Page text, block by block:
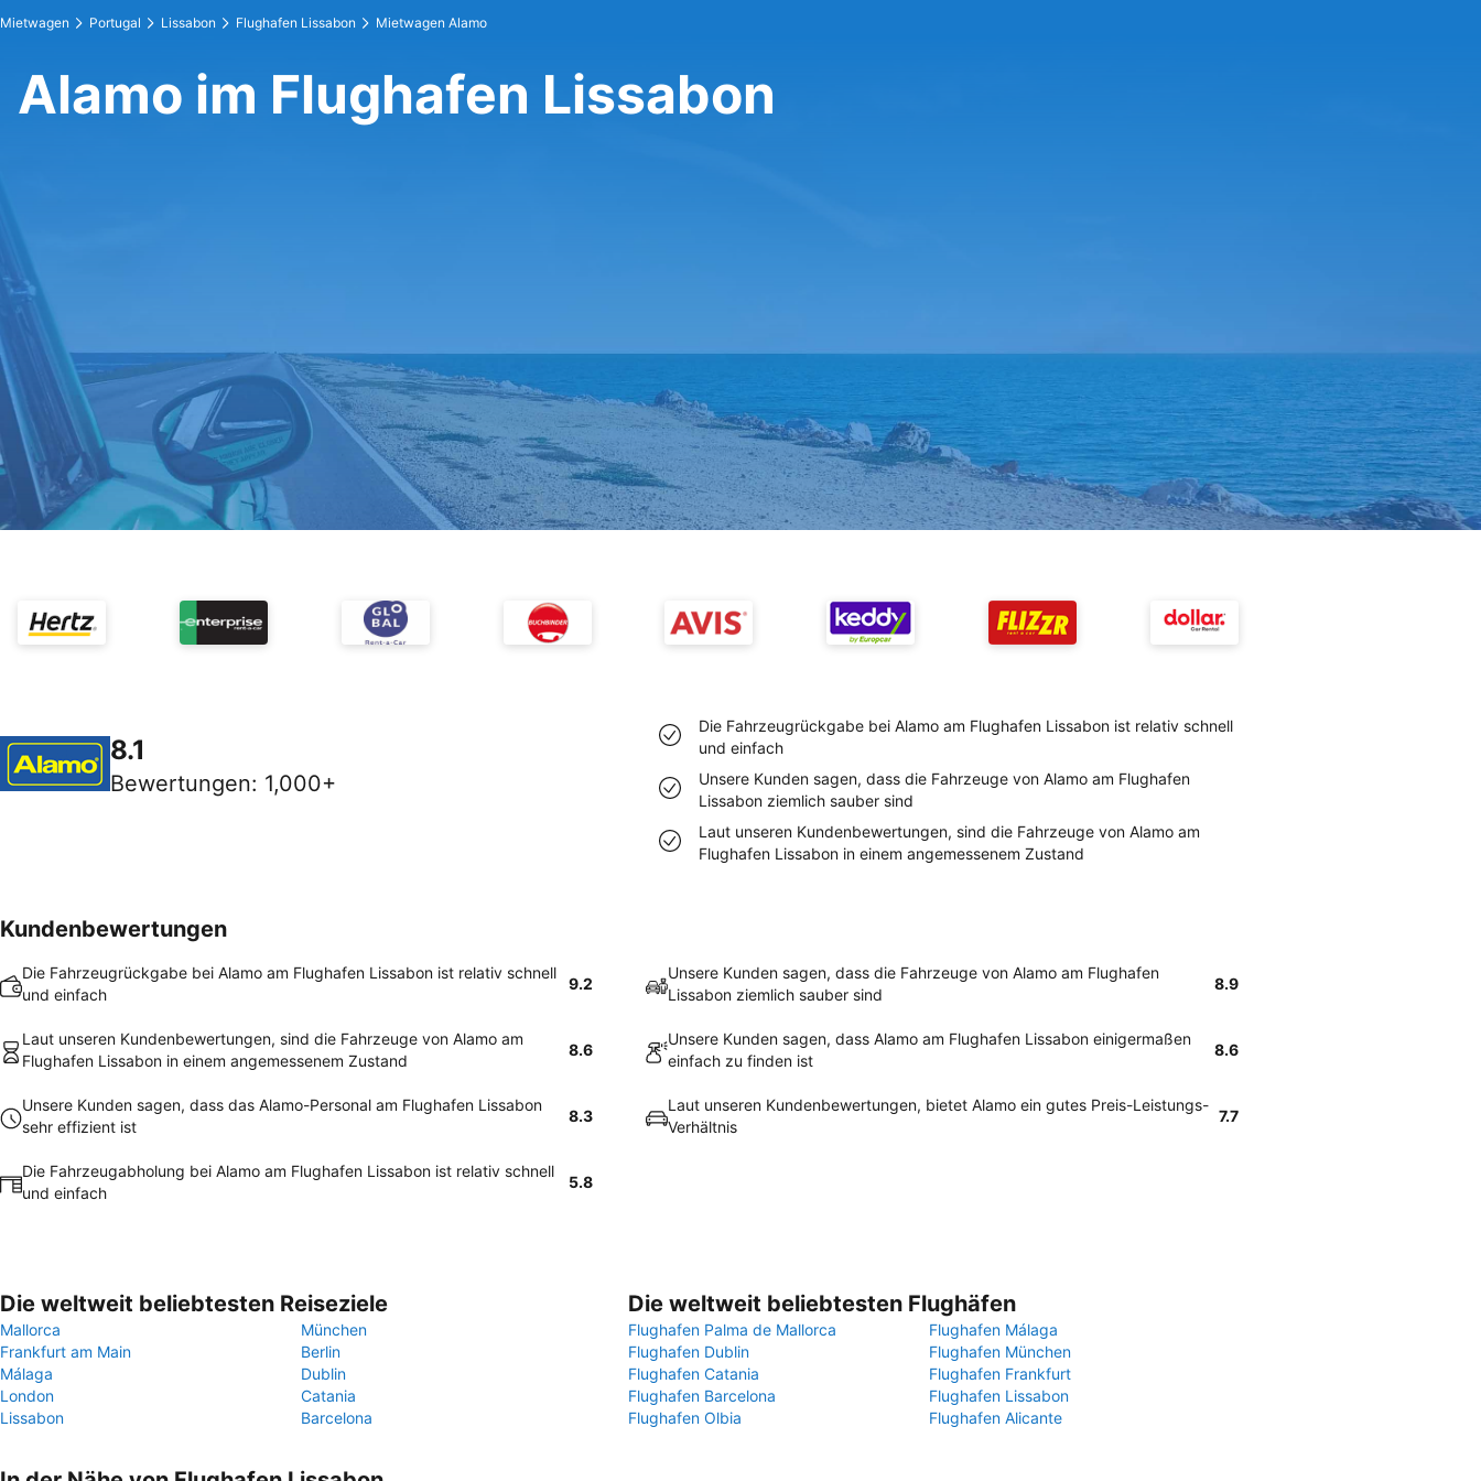
Mietwagen Portugal Lissabon Flughafen Lissabon Mietwagen Alamo
Alamo im Flughafen Lissabon
8.1
Bewertungen: 1,000+
Die Fahrzeugrückgabe bei Alamo am Flughafen Lissabon ist relativ schnell
und einfach
Unsere Kunden sagen, dass die Fahrzeuge von Alamo am Flughafen
Lissabon ziemlich sauber sind
Laut unseren Kundenbewertungen, sind die Fahrzeuge von Alamo am
Flughafen Lissabon in einem angemessenem Zustand
Kundenbewertungen
Die Fahrzeugrückgabe bei Alamo am Flughafen Lissabon ist relativ schnell
und einfach
9.2
Unsere Kunden sagen, dass die Fahrzeuge von Alamo am Flughafen
Lissabon ziemlich sauber sind
8.9
Laut unseren Kundenbewertungen, sind die Fahrzeuge von Alamo am
Flughafen Lissabon in einem angemessenem Zustand
8.6
Unsere Kunden sagen, dass Alamo am Flughafen Lissabon einigermaßen
einfach zu finden ist
8.6
Unsere Kunden sagen, dass das Alamo-Personal am Flughafen Lissabon
sehr effizient ist
8.3
Laut unseren Kundenbewertungen, bietet Alamo ein gutes Preis-Leistungs-
Verhältnis
7.7
Die Fahrzeugabholung bei Alamo am Flughafen Lissabon ist relativ schnell
und einfach
5.8
Die weltweit beliebtesten Reiseziele
Mallorca
München
Frankfurt am Main
Berlin
Málaga
Dublin
London
Catania
Lissabon
Barcelona
Die weltweit beliebtesten Flughäfen
Flughafen Palma de Mallorca
Flughafen Málaga
Flughafen Dublin
Flughafen München
Flughafen Catania
Flughafen Frankfurt
Flughafen Barcelona
Flughafen Lissabon
Flughafen Olbia
Flughafen Alicante